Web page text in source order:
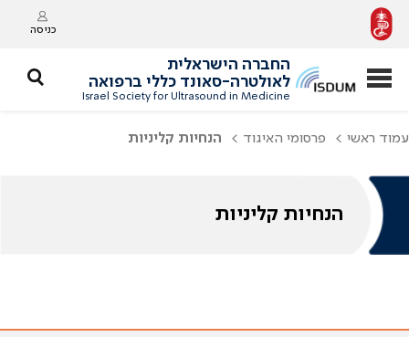
כניסה
החברה הישראלית
לאולטרה-סאונד כללי ברפואה
Israel Society for Ultrasound in Medicine
עמוד ראשי פרסומי האיגוד הנחיות קליניות
הנחיות קליניות